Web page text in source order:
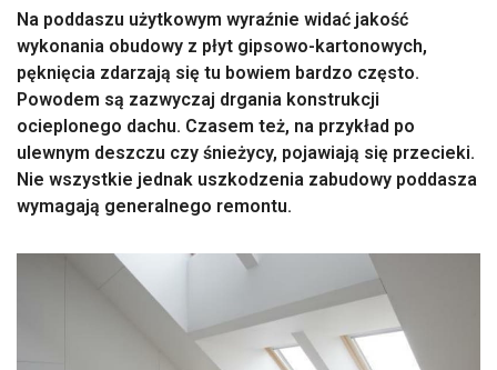
Na poddaszu użytkowym wyraźnie widać jakość
wykonania obudowy z płyt gipsowo-kartonowych,
pęknięcia zdarzają się tu bowiem bardzo często.
Powodem są zazwyczaj drgania konstrukcji
ocieplonego dachu. Czasem też, na przykład po
ulewnym deszczu czy śnieżycy, pojawiają się przecieki.
Nie wszystkie jednak uszkodzenia zabudowy poddasza
wymagają generalnego remontu.